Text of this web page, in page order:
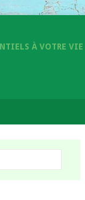
À VOTRE VIE